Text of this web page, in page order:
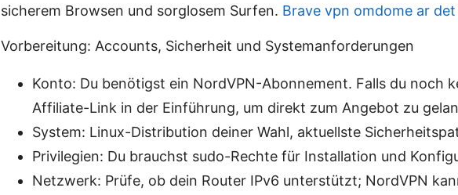
sicherem Browsen und sorglosem Surfen. Brave vpn omdome ar
Vorbereitung: Accounts, Sicherheit und Systemanforderungen
Konto: Du benötigst ein NordVPN-Abonnement. Falls du noch
Affiliate-Link in der Einführung, um direkt zum Angebot zu
System: Linux-Distribution deiner Wahl, aktuellste
Privilegien: Du brauchst sudo-Rechte für Installation und
Netzwerk: Prüfe, ob dein Router IPv6 unterstützt; NordVPN